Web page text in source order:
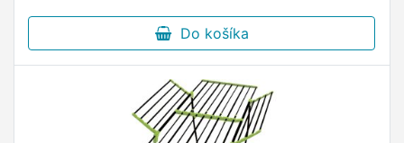
Do košíka